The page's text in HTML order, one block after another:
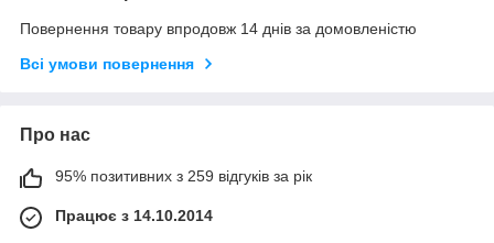
Повернення товару впродовж 14 днів за домовленістю
Всі умови повернення
Про нас
95% позитивних з 259 відгуків за рік
Працює з 14.10.2014